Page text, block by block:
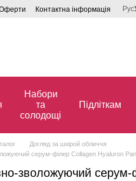
Оферти Контактна інформація Рус
Набори
та
солодощі
Підліткам
Догляд за шкірой обличчя
серум-філер Collagen Hyaluron
зволожуючий